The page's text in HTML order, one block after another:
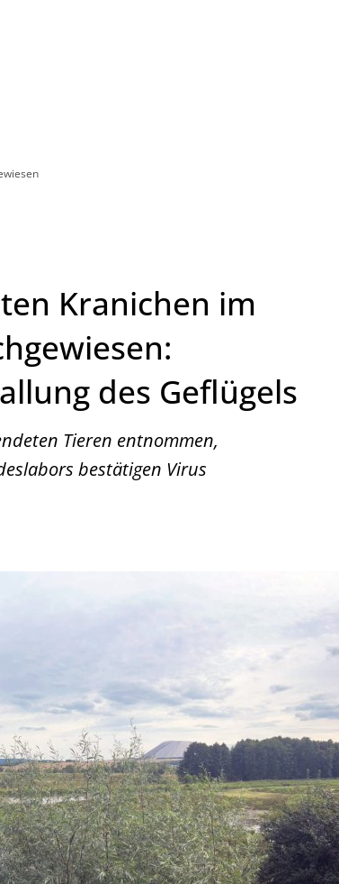
Kranichen im
des Geflügels
Tieren entnommen,
bestätigen Virus